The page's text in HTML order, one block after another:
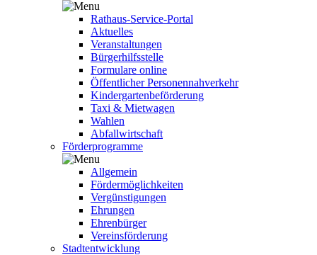
Rathaus-Service-Portal
Aktuelles
Veranstaltungen
Bürgerhilfsstelle
Formulare online
Öffentlicher Personennahverkehr
Kindergartenbeförderung
Taxi & Mietwagen
Wahlen
Abfallwirtschaft
Förderprogramme
Allgemein
Fördermöglichkeiten
Vergünstigungen
Ehrungen
Ehrenbürger
Vereinsförderung
Stadtentwicklung